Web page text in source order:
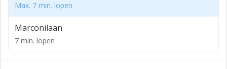
Het object bevindt zich op bedrijvenpark Kampershoek,
een moderne en groen opgezet bedrijventerrein met
een parkachtige uitstraling. De ligging direct nabij de
Max. 7 min. lopen
Marconilaan
7 min. lopen